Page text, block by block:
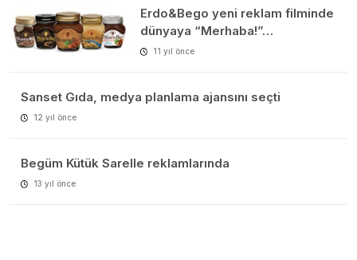
Erdo&Bego yeni reklam filminde
dünyaya “Merhaba!”…
11 yıl önce
Sanset Gıda, medya planlama ajansını seçti
12 yıl önce
Begüm Kütük Sarelle reklamlarında
13 yıl önce